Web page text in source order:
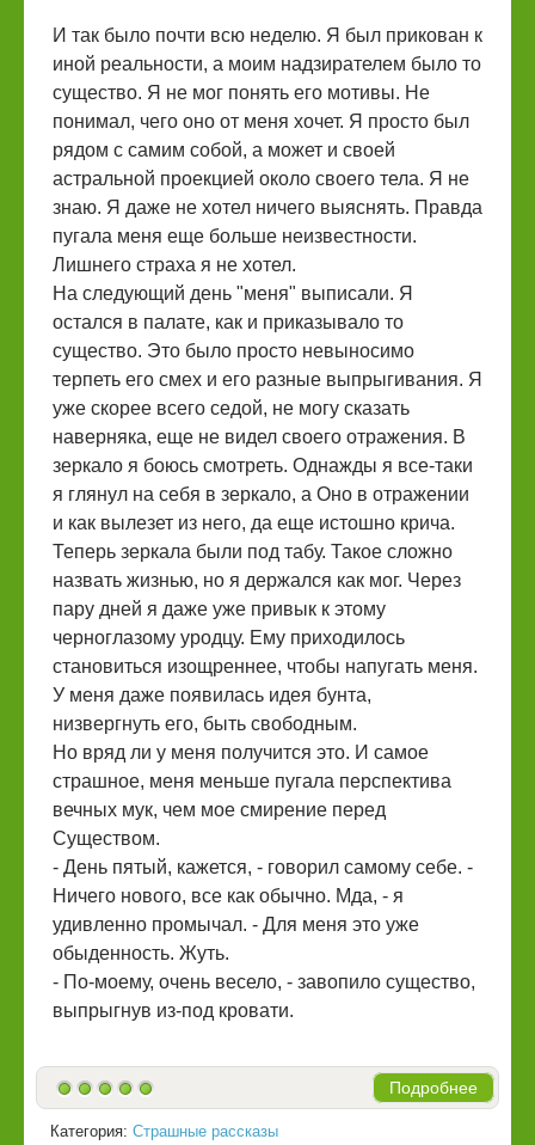
И так было почти всю неделю. Я был прикован к
иной реальности, а моим надзирателем было то
существо. Я не мог понять его мотивы. Не
понимал, чего оно от меня хочет. Я просто был
рядом с самим собой, а может и своей
астральной проекцией около своего тела. Я не
знаю. Я даже не хотел ничего выяснять. Правда
пугала меня еще больше неизвестности.
Лишнего страха я не хотел.
На следующий день "меня" выписали. Я
остался в палате, как и приказывало то
существо. Это было просто невыносимо
терпеть его смех и его разные выпрыгивания. Я
уже скорее всего седой, не могу сказать
наверняка, еще не видел своего отражения. В
зеркало я боюсь смотреть. Однажды я все-таки
я глянул на себя в зеркало, а Оно в отражении
и как вылезет из него, да еще истошно крича.
Теперь зеркала были под табу. Такое сложно
назвать жизнью, но я держался как мог. Через
пару дней я даже уже привык к этому
черноглазому уродцу. Ему приходилось
становиться изощреннее, чтобы напугать меня.
У меня даже появилась идея бунта,
низвергнуть его, быть свободным.
Но вряд ли у меня получится это. И самое
страшное, меня меньше пугала перспектива
вечных мук, чем мое смирение перед
Существом.
- День пятый, кажется, - говорил самому себе. -
Ничего нового, все как обычно. Мда, - я
удивленно промычал. - Для меня это уже
обыденность. Жуть.
- По-моему, очень весело, - завопило существо,
выпрыгнув из-под кровати.
Подробнее
Категория: Страшные рассказы